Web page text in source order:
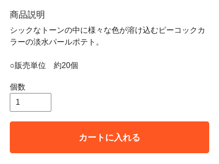
商品説明
シックなトーンの中に様々な色が溶け込むピーコックカ
ラーの淡水パールポテト。
○販売単位 約20個
個数
カートに入れる